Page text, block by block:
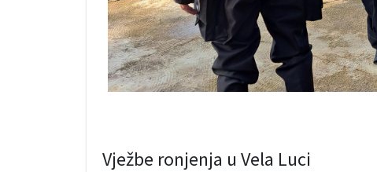
Vježbe ronjenja u Vela Luci